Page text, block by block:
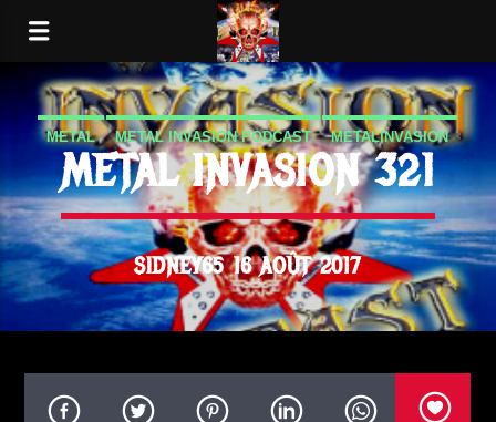
METAL METAL INVASION PODCAST METALINVASION
PODCAST
METAL INVASION 321
SIDNEY65 16 AOÛT 2017